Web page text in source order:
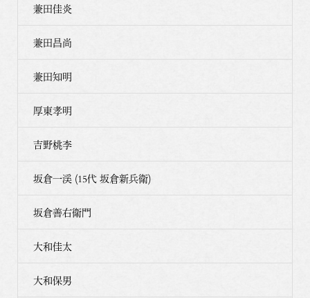
兼田佳炎
兼田昌尚
兼田知明
厚東孝明
吉野桃李
坂倉一渓 (15代 坂倉新兵衛)
坂倉善右衛門
大和佳太
大和保男